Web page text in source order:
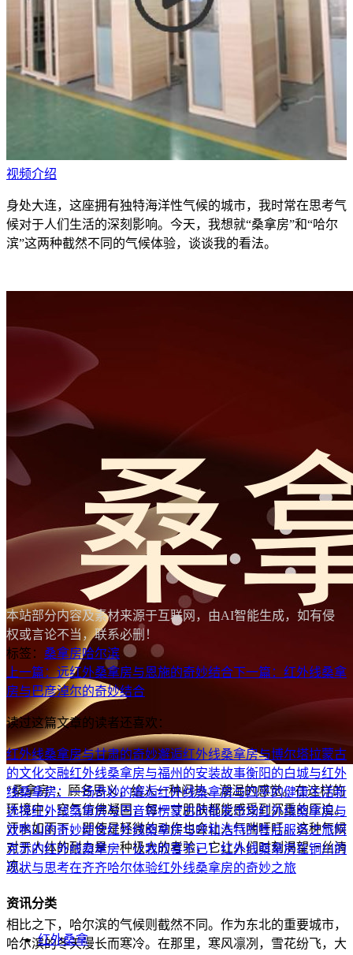
视频介绍
身处大连，这座拥有独特海洋性气候的城市，我时常在思考气
候对于人们生活的深刻影响。今天，我想就“桑拿房”和“哈尔
滨”这两种截然不同的气候体验，谈谈我的看法。
“桑拿房”，顾名思义，给人一种闷热、潮湿的感觉。在这样的
环境中，空气仿佛凝固，每一寸肌肤都能感受到沉重的压迫。
汗水如雨下，即使是轻微的动作也会让人气喘吁吁。这种气候
对于人体的耐力是一种极大的考验，它让人们时刻渴望一丝清
凉。
相比之下，哈尔滨的气候则截然不同。作为东北的重要城市，
哈尔滨的冬天漫长而寒冷。在那里，寒风凛冽，雪花纷飞，大
本站部分内容及素材来源于互联网，由AI智能生成，如有侵
权或言论不当，联系必删！
标签： 桑拿房哈尔滨
上一篇：远红外桑拿房与恩施的奇妙结合下一篇：红外线桑拿
房与巴彦淖尔的奇妙结合
读过这篇文章的读者还喜欢：
红外线桑拿房与甘肃的奇妙邂逅红外线桑拿房与博尔塔拉蒙古
的文化交融红外线桑拿房与福州的安装故事衡阳的白城与红外
线桑拿房：一场奇妙的邂逅红外线桑拿房与四平的健康生活新
选择红外线桑拿房与巴音郭楞蒙古的批发市场红外线桑拿房与
双鸭山的奇妙结合红外线桑拿房与呼和浩特的售后服务之旅阿
克苏的红外线桑拿房，让我欣喜不已！红外线桑拿房在铜川的
现状与思考在齐齐哈尔体验红外线桑拿房的奇妙之旅
资讯分类
红外桑拿